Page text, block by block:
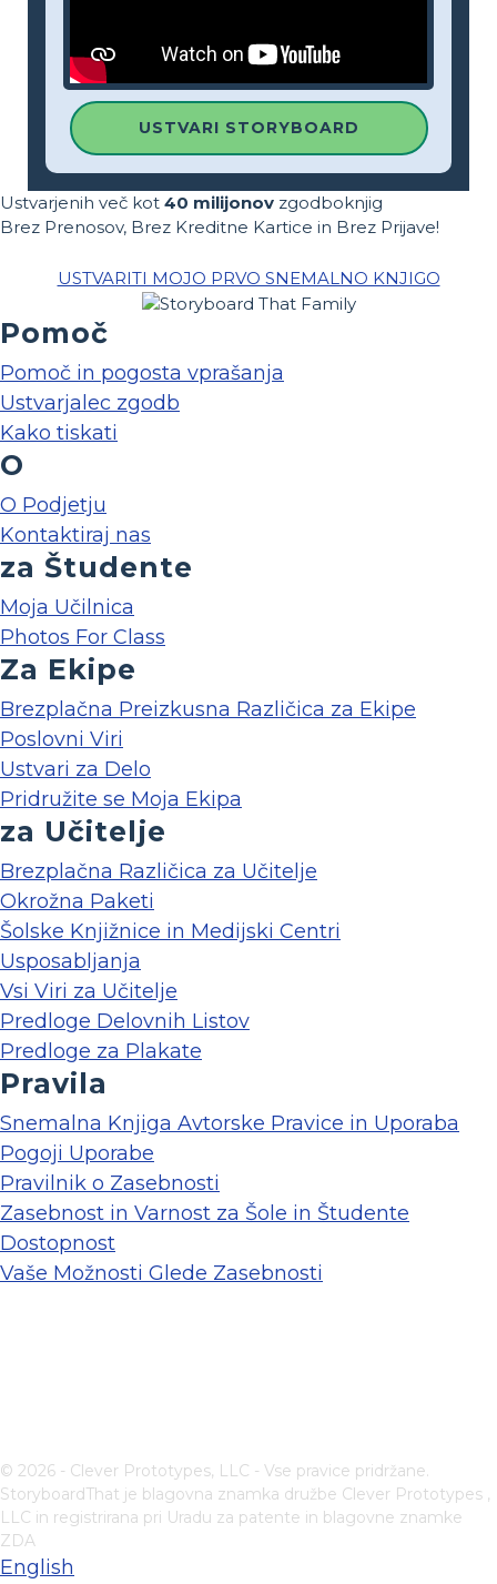
USTVARI STORYBOARD
Ustvarjenih več kot 40 milijonov zgodboknjig
Brez Prenosov, Brez Kreditne Kartice in Brez Prijave!
USTVARITI MOJO PRVO SNEMALNO KNJIGO
Pomoč
Pomoč in pogosta vprašanja
Ustvarjalec zgodb
Kako tiskati
O
O Podjetju
Kontaktiraj nas
za Študente
Moja Učilnica
Photos For Class
Za Ekipe
Brezplačna Preizkusna Različica za Ekipe
Poslovni Viri
Ustvari za Delo
Pridružite se Moja Ekipa
za Učitelje
Brezplačna Različica za Učitelje
Okrožna Paketi
Šolske Knjižnice in Medijski Centri
Usposabljanja
Vsi Viri za Učitelje
Predloge Delovnih Listov
Predloge za Plakate
Pravila
Snemalna Knjiga Avtorske Pravice in Uporaba
Pogoji Uporabe
Pravilnik o Zasebnosti
Zasebnost in Varnost za Šole in Študente
Dostopnost
Vaše Možnosti Glede Zasebnosti
© 2026 - Clever Prototypes, LLC - Vse pravice pridržane.
StoryboardThat je blagovna znamka družbe Clever Prototypes ,
LLC in registrirana pri Uradu za patente in blagovne znamke
ZDA
English